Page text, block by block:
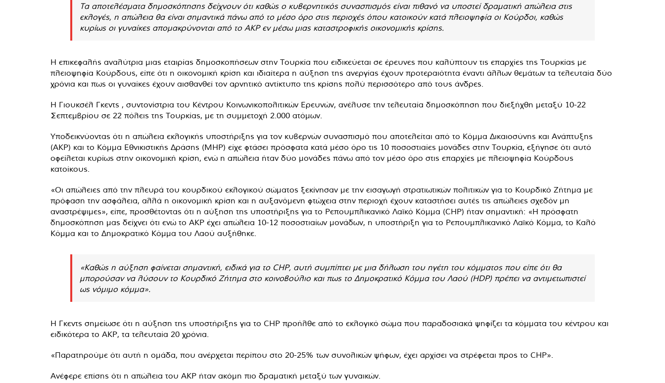
Τα αποτελέσματα δημοσκόπησης δείχνουν ότι καθώς ο κυβερνητικός συνασπισμός είναι πιθανό να υποστεί δραματική απώλεια στις
εκλογές, η απώλεια θα είναι σημαντικά πάνω από το μέσο όρο στις περιοχές όπου κατοικούν κατά πλειοψηφία οι Κούρδοι, καθώς
κυρίως οι γυναίκες απομακρύνονται από το AKP εν μέσω μιας καταστροφικής οικονομικής κρίσης.
Η επικεφαλής αναλύτρια μιας εταιρίας δημοσκοπήσεων στην Τουρκία που ειδικεύεται σε έρευνες που καλύπτουν τις επαρχίες της Τουρκίας με
πλειοψηφία Κούρδους, είπε ότι η οικονομική κρίση και ιδιαίτερα η αύξηση της ανεργίας έχουν προτεραιότητα έναντι άλλων θεμάτων τα τελευταία δύο
χρόνια και πως οι γυναίκες έχουν αισθανθεί τον αρνητικό αντίκτυπο της κρίσης πολύ περισσότερο από τους άνδρες.
Η Γιουκσέλ Γκεντς , συντονίστρια του Κέντρου Κοινωνικοπολιτικών Ερευνών, ανέλυσε την τελευταία δημοσκόπηση που διεξήχθη μεταξύ 10-22
Σεπτεμβρίου σε 22 πόλεις της Τουρκίας, με τη συμμετοχή 2.000 ατόμων.
Υποδεικνύοντας ότι η απώλεια εκλογικής υποστήριξης για τον κυβερνών συνασπισμό που αποτελείται από το Κόμμα Δικαιοσύνης και Ανάπτυξης
(AKP) και το Κόμμα Εθνικιστικής Δράσης (MHP) είχε φτάσει πρόσφατα κατά μέσο όρο τις 10 ποσοστιαίες μονάδες στην Τουρκία, εξήγησε ότι αυτό
οφείλεται κυρίως στην οικονομική κρίση, ενώ η απώλεια ήταν δύο μονάδες πάνω από τον μέσο όρο στις επαρχίες με πλειοψηφία Κούρδους
κατοίκους.
«Οι απώλειες από την πλευρά του κουρδικού εκλογικού σώματος ξεκίνησαν με την εισαγωγή στρατιωτικών πολιτικών για το Κουρδικό Ζήτημα με
πρόφαση την ασφάλεια, αλλά η οικονομική κρίση και η αυξανόμενη φτώχεια στην περιοχή έχουν καταστήσει αυτές τις απώλειες σχεδόν μη
αναστρέψιμες», είπε, προσθέτοντας ότι η αύξηση της υποστήριξης για το Ρεπουμπλικανικό Λαϊκό Κόμμα (CHP) ήταν σημαντική: «Η πρόσφατη
δημοσκόπηση μας δείχνει ότι ενώ το AKP έχει απώλεια 10-12 ποσοστιαίων μονάδων, η υποστήριξη για το Ρεπουμπλικανικό Λαϊκό Κόμμα, το Καλό
Κόμμα και το Δημοκρατικό Κόμμα του Λαού αυξήθηκε.
«Καθώς η αύξηση φαίνεται σημαντική, ειδικά για το CHP, αυτή συμπίπτει με μια δήλωση του ηγέτη του κόμματος που είπε ότι θα
μπορούσαν να λύσουν το Κουρδικό Ζήτημα στο κοινοβούλιο και πως το Δημοκρατικό Κόμμα του Λαού (HDP) πρέπει να αντιμετωπιστεί
ως νόμιμο κόμμα».
Η Γκεντς σημείωσε ότι η αύξηση της υποστήριξης για το CHP προήλθε από το εκλογικό σώμα που παραδοσιακά ψηφίζει τα κόμματα του κέντρου και
ειδικότερα το AKP, τα τελευταία 20 χρόνια.
«Παρατηρούμε ότι αυτή η ομάδα, που ανέρχεται περίπου στο 20-25% των συνολικών ψήφων, έχει αρχίσει να στρέφεται προς το CHP».
Ανέφερε επίσης ότι η απώλεια του AKP ήταν ακόμη πιο δραματική μεταξύ των γυναικών.